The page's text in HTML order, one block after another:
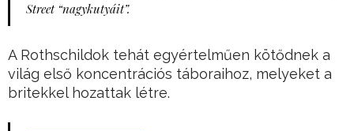
Street “nagykutyáit”.
A Rothschildok tehát egyértelműen kötődnek a
világ első koncentrációs táboraihoz, melyeket a
britekkel hozattak létre.